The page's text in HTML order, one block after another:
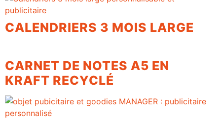
CALENDRIERS 3 MOIS LARGE
CARNET DE NOTES A5 EN
KRAFT RECYCLÉ